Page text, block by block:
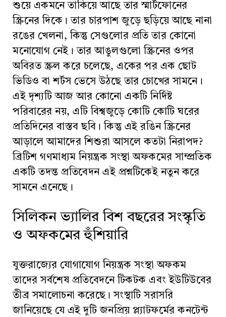
শুয়ে একমনে তাকিয়ে আছে তার স্মার্টফোনের
স্ক্রিনের দিকে। তার চারপাশ জুড়ে ছড়িয়ে আছে নানা
রঙের খেলনা, কিন্তু সেগুলোর প্রতি তার কোনো
মনোযোগ নেই। তার আঙুলগুলো স্ক্রিনের ওপর
অবিরত স্ক্রল করে চলেছে, একের পর এক ছোট
ভিডিও বা শর্টস ভেসে উঠছে তার চোখের সামনে।
এই দৃশ্যটি আজ আর কোনো একটি নির্দিষ্ট
পরিবারের নয়, এটি বিশ্বজুড়ে কোটি কোটি ঘরের
প্রতিদিনের বাস্তব ছবি। কিন্তু এই রঙিন স্ক্রিনের
আড়ালে আমাদের শিশুরা আসলে কতটা নিরাপদ?
ব্রিটিশ গণমাধ্যম নিয়ন্ত্রক সংস্থা অফকমের সাম্প্রতিক
একটি তদন্ত প্রতিবেদন এই প্রশ্নটিকেই নতুন করে
সামনে এনেছে।
সিলিকন ভ্যালির বিশ বছরের সংস্কৃতি
ও অফকমের হুঁশিয়ারি
যুক্তরাজ্যের যোগাযোগ নিয়ন্ত্রক সংস্থা অফকম
তাদের সর্বশেষ প্রতিবেদনে টিকটক এবং ইউটিউবের
তীব্র সমালোচনা করেছে। সংস্থাটি সরাসরি
জানিয়েছে যে এই দুটি জনপ্রিয় প্ল্যাটফর্মের কনটেন্ট